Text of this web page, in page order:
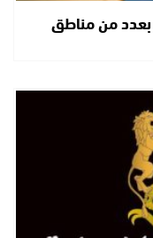
بعدد من مناطق